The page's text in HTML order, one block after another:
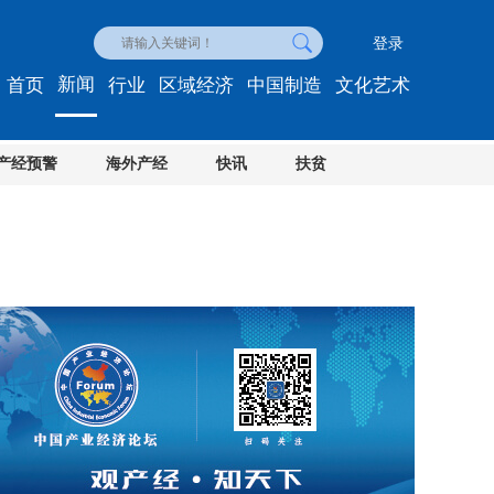
登录
首页 新闻
经预警 海外产经 快讯 扶贫
行业 区域经济 中国制造 文化艺术